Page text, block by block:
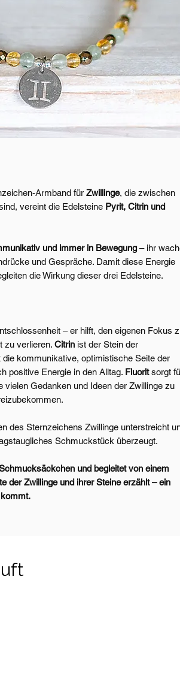
Armband für Zwillinge, die zwischen
vereint die Edelsteine Pyrit, Citrin und
und immer in Bewegung– ihr
und Gespräche. Damit diese Energie
die Wirkung dieser drei Edelsteine.
– er hilft, den eigenen Fokus
zu verlieren. Citrin ist der Stein der
kommunikative, optimistische Seite der
positive Energie in den Alltag. Fluoritsorgt
vielen Gedanken und Ideen der Zwillinge zu
des Sternzeichens Zwillinge unterstreicht
Schmuckstück überzeugt.
und begleitet von einem
der Zwillinge und ihrer Steine erzählt – ein